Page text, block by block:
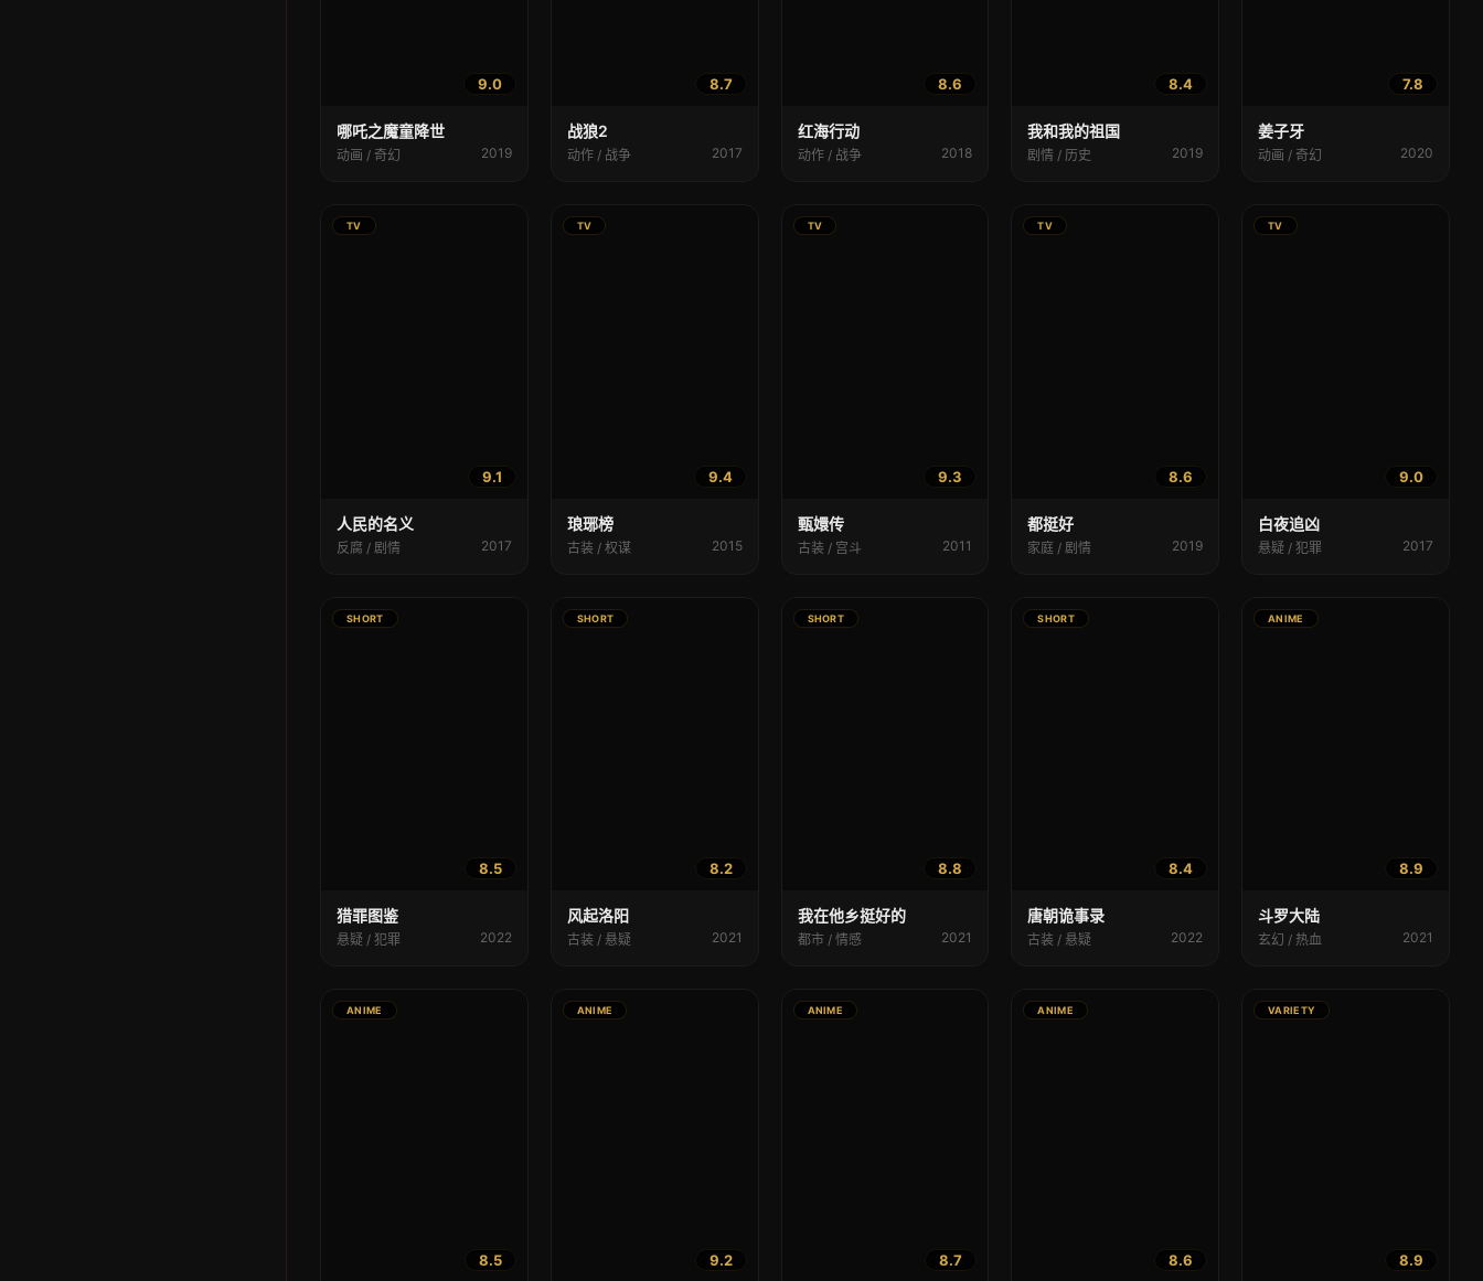
9.0
哪吒之魔童降世
动画 / 奇幻 2019
8.7
战狼2
动作 / 战争 2017
8.6
红海行动
动作 / 战争 2018
8.4
我和我的祖国
剧情 / 历史 2019
7.8
姜子牙
动画 / 奇幻 2020
TV
9.1
人民的名义
反腐 / 剧情 2017
TV
9.4
琅琊榜
古装 / 权谋 2015
TV
9.3
甄嬛传
古装 / 宫斗 2011
TV
8.6
都挺好
家庭 / 剧情 2019
TV
9.0
白夜追凶
悬疑 / 犯罪 2017
SHORT
8.5
猎罪图鉴
悬疑 / 犯罪 2022
SHORT
8.2
风起洛阳
古装 / 悬疑 2021
SHORT
8.8
我在他乡挺好的
都市 / 情感 2021
SHORT
8.4
唐朝诡事录
古装 / 悬疑 2022
ANIME
8.9
斗罗大陆
玄幻 / 热血 2021
ANIME
8.5
ANIME
9.2
ANIME
8.7
ANIME
8.6
VARIETY
8.9